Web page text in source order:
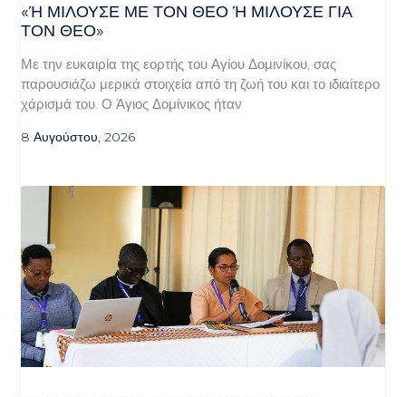
«Ή ΜΙΛΟΎΣΕ ΜΕ ΤΟΝ ΘΕΌ Ή ΜΙΛΟΎΣΕ ΓΙΑ ΤΟ
Ν ΘΕΌ»
Με την ευκαιρία της εορτής του Αγίου Δομινίκου, σας
παρουσιάζω μερικά στοιχεία από τη ζωή του και το ιδιαίτερο
χάρισμά του. Ο Άγιος Δομίνικος ήταν
8 Αυγούστου, 2026